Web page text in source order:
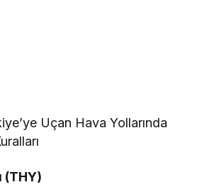
Uçan Hava Yollarında
(THY)